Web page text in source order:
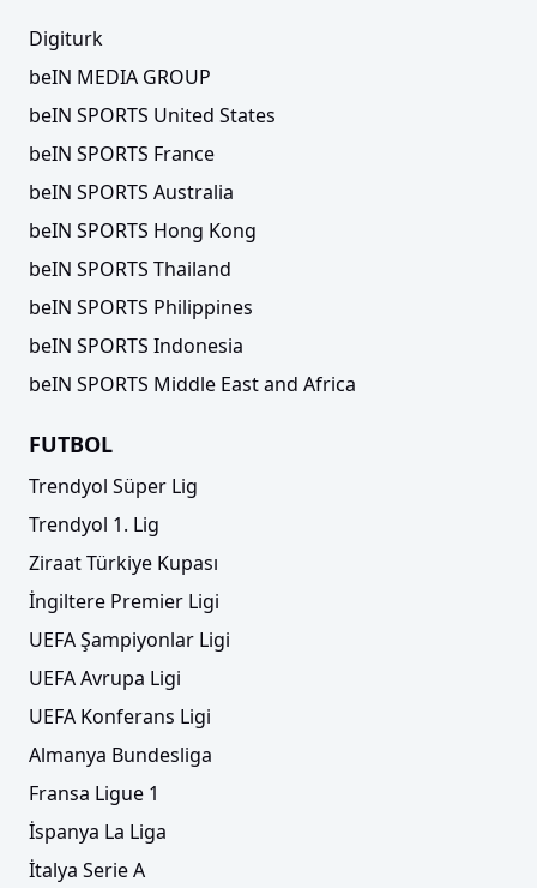
Digiturk
beIN MEDIA GROUP
beIN SPORTS United States
beIN SPORTS France
beIN SPORTS Australia
beIN SPORTS Hong Kong
beIN SPORTS Thailand
beIN SPORTS Philippines
beIN SPORTS Indonesia
beIN SPORTS Middle East and Africa
FUTBOL
Trendyol Süper Lig
Trendyol 1. Lig
Ziraat Türkiye Kupası
İngiltere Premier Ligi
UEFA Şampiyonlar Ligi
UEFA Avrupa Ligi
UEFA Konferans Ligi
Almanya Bundesliga
Fransa Ligue 1
İspanya La Liga
İtalya Serie A